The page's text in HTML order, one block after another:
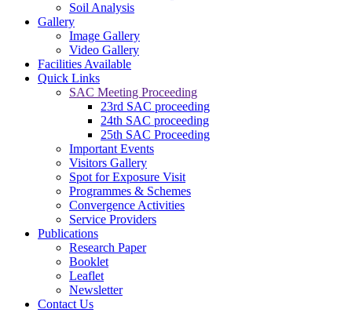
Soil Analysis
Gallery
Image Gallery
Video Gallery
Facilities Available
Quick Links
SAC Meeting Proceeding
23rd SAC proceeding
24th SAC proceeding
25th SAC Proceeding
Important Events
Visitors Gallery
Spot for Exposure Visit
Programmes & Schemes
Convergence Activities
Service Providers
Publications
Research Paper
Booklet
Leaflet
Newsletter
Contact Us
କପାର ସଙ୍କର କିସମ ପାଇଁ ଜେଇ.କେ ଦୁର୍ଗା, ଅଟଳ,ଧାନୋ, ଗବର, ଶ୍ରୀ
ତୁଳସୀ, ଭାଗ୍ୟ, ଆକ୍କା, ଚନ୍ଦ୍ରମୁଖୀ ଉତ୍ତମ ଅଟେ
------------------------
ଗଜା ପୂର୍ବବର୍ତ୍ତୀ ଘାସମରା ଔଷଧ ପ୍ରୟୋଗ କରିନଥିଲେ ଧାନ ବୁଣିବାର 15
ରୁ 20 ଦିନରେ ଏକର ପ୍ରତି 120 ମି.ଲି ବିସ୍ପାଇରିବାକ୍ ସୋଡିୟମ୍
10%ଏସ.ସି 200 ଲି. ପାଣିରେ ସିଞ୍ଚନ୍ତୁ
------------------------